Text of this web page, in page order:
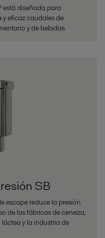
está diseñada para
eficaz caudales de
y de bebidas
SB
escape reduce la presión
de las fábricas de cerveza,
y la industria de